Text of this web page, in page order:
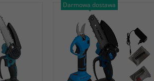
Darmowa dostawa